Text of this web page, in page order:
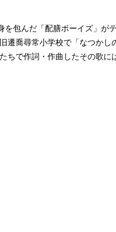
を包んだ「配膳ボーイズ」が
遷喬尋常小学校で「なつか
ちで作詞・作曲したその歌